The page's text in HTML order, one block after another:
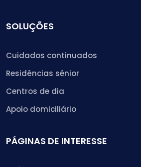
SOLUÇÕES
Cuidados continuados
Residências sénior
Centros de dia
Apoio domiciliário
PÁGINAS DE INTERESSE